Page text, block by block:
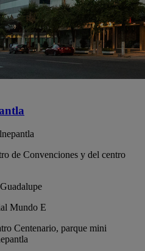
de Convenciones y del centro
Mundo E
Centenario, parque mini